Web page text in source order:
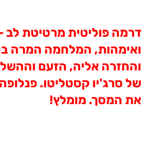
דרמה פוליטית מרטיטת לב -
ואימהות, המלחמה המרה
והחזרה אליה, הזעם
של סרג'יו קסטליטו.
את המסך. מומלץ!